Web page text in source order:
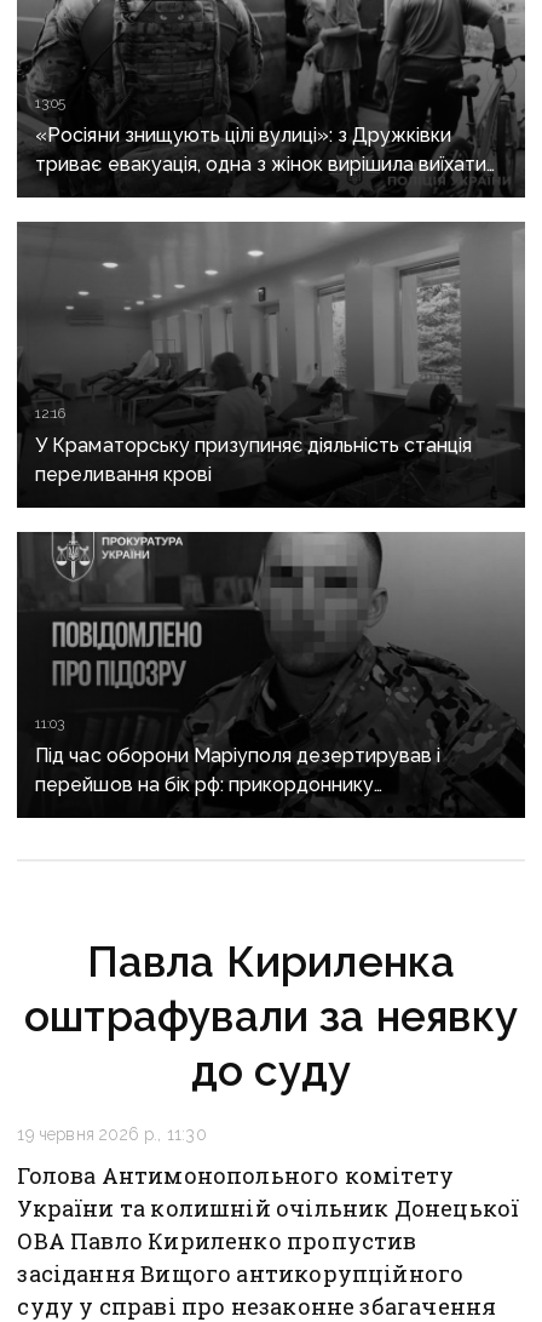
13:05
«Росіяни знищують цілі вулиці»: з Дружківки
триває евакуація, одна з жінок вирішила виїхати
після загибелі чоловіка
12:16
У Краматорську призупиняє діяльність станція
переливання крові
11:03
Під час оборони Маріуполя дезертирував і
перейшов на бік рф: прикордоннику
з «Азовсталі» повідомили про підозру
Павла Кириленка
оштрафували за неявку
до суду
19 червня 2026 р., 11:30
Голова Антимонопольного комітету
України та колишній очільник Донецької
ОВА Павло Кириленко пропустив
засідання Вищого антикорупційного
суду у справі про незаконне збагачення